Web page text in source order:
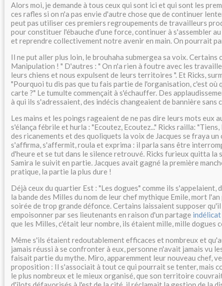
Alors moi, je demande à tous ceux qui sont ici et qui sont les
ces rafles si on n'a pas envie d'autre chose que de continuer
peut pas utiliser ces premiers regroupements de travailleurs
pour constituer l'ébauche d'une force, continuer à s'assembler
et reprendre collectivement notre avenir en main. On pourrait
Il ne put aller plus loin, le brouhaha submergea sa voix.
Manipulation ! " D'autres : " On n'a rien à foutre avec les
leurs chiens et nous expulsent de leurs territoires ". Et Ricks,
"Pourquoi tu dis pas que tu fais partie de l'organisation, c'est où
carte ?" Le tumulte commençait à s'échauffer. Des
à qui ils s'adressaient, des indécis changeaient de bannière sans
Les mains et les poings rageaient de ne pas dire leurs mots eux
s'élança fébrile et hurla : "Ecoutez, Ecoutez..." Ricks railla:
des ricanements et des quoliquets la voix de Jacques se fraya un
s'affirma, s'affermit, roula et exprima : il parla sans être
d'heure et se tut dans le silence retrouvé. Ricks furieux quitta la
Samira le suivit en partie. Jacques avait gagné la première
pratique, la partie la plus dure !
Déjà ceux du quartier Est : "Les dogues" comme ils s'appelaient,
la bande des Milles du nom de leur chef mythique Emile, mort l'an
soirée de trop grande défonce. Certains laissaient supposer
empoisonner par ses lieutenants en raison d'un partage indélicat
que les Milles, c'était leur nombre, ils étaient mille, mille dogues
Même s'ils étaient redoutablement efficaces et nombreux et
jamais réussi à se confronter à eux, personne n'avait jamais vu
faisait partie du mythe. Miro, apparemment leur nouveau chef,
proposition : Il s'associait à tout ce qui pourrait se tenter, mais
le plus nombreux et le mieux organisé, que son territoire